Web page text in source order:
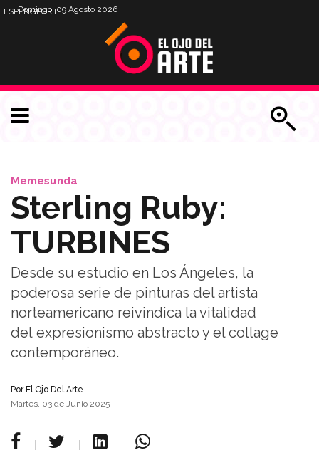
Domingo, 09 Agosto 2026
ESPENGPORT
Memesunda
Sterling Ruby:
TURBINES
Desde su estudio en Los Ángeles, la
poderosa serie de pinturas del artista
norteamericano reivindica la vitalidad
del expresionismo abstracto y el collage
contemporáneo.
Por El Ojo Del Arte
Martes, 03 de Junio 2025